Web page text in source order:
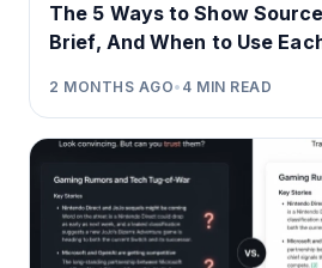
The 5 Ways to Show
Brief, And When to Use
2 MONTHS AGO• 4 MIN READ